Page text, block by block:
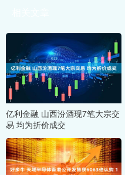
亿利金融 山西汾酒现7笔大宗交
易 均为折价成交